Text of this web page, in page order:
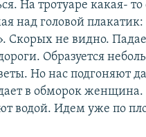
На тротуаре какая-
над головой
Скорых не видно.
Образуется
Но нас подгоняют
в обморок женщина.
водой. Идем уже по